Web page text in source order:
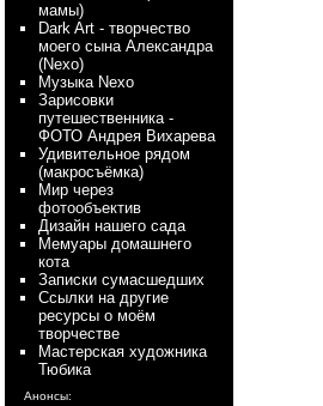
мамы)
Dark Art - творчество
моего сына Александра
(Nexo)
Myзыка Nexo
Зарисовки
путешественника -
ФОТО Андрея Вихарева
Удивительное рядом
(макросъёмка)
Мир через
фотообъектив
Дизайн нашего сада
Мемуары домашнего
кота
Записки сумасшедших
Ссылки на другие
ресурсы о моём
творчестве
Мастерская художника
Тюбика
Анонсы: